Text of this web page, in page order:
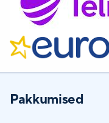
Pakkumised